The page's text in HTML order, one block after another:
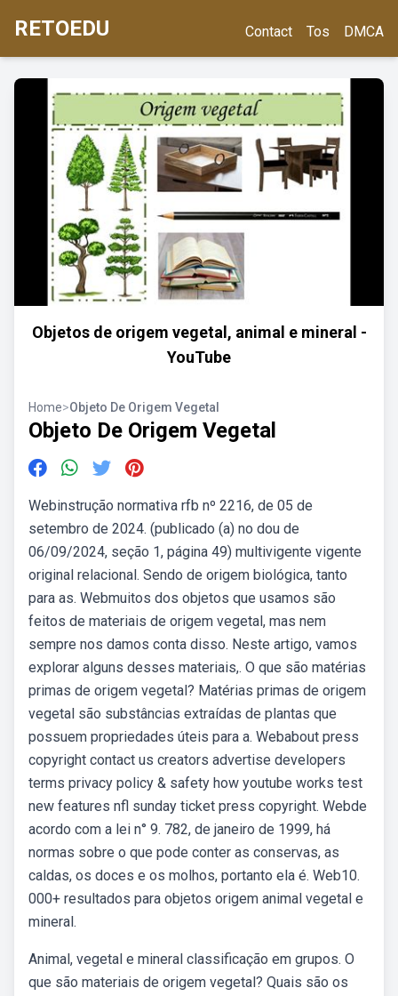
RETOEDU Contact Tos DMCA
Objetos de origem vegetal, animal e mineral -
YouTube
Home>Objeto De Origem Vegetal
Objeto De Origem Vegetal
Webinstrução normativa rfb nº 2216, de 05 de
setembro de 2024. (publicado (a) no dou de
06/09/2024, seção 1, página 49) multivigente vigente
original relacional. Sendo de origem biológica, tanto
para as. Webmuitos dos objetos que usamos são
feitos de materiais de origem vegetal, mas nem
sempre nos damos conta disso. Neste artigo, vamos
explorar alguns desses materiais,. O que são matérias
primas de origem vegetal? Matérias primas de origem
vegetal são substâncias extraídas de plantas que
possuem propriedades úteis para a. Webabout press
copyright contact us creators advertise developers
terms privacy policy & safety how youtube works test
new features nfl sunday ticket press copyright. Webde
acordo com a lei n° 9. 782, de janeiro de 1999, há
normas sobre o que pode conter as conservas, as
caldas, os doces e os molhos, portanto ela é. Web10.
000+ resultados para objetos origem animal vegetal e
mineral.
Animal, vegetal e mineral classificação em grupos. O
que são materiais de origem vegetal? Quais são os